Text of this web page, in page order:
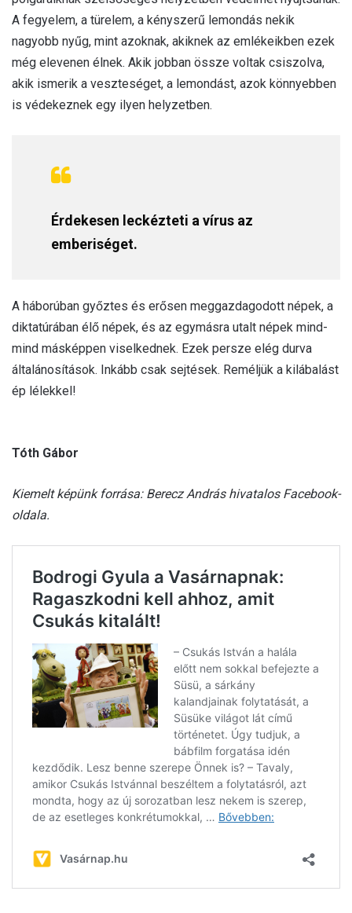
A fegyelem, a türelem, a kényszerű lemondás nekik
nagyobb nyűg, mint azoknak, akiknek az emlékeikben ezek
még elevenen élnek. Akik jobban össze voltak csiszolva,
akik ismerik a veszteséget, a lemondást, azok könnyebben
is védekeznek egy ilyen helyzetben.
Érdekesen leckézteti a vírus az
emberiséget.
A háborúban győztes és erősen meggazdagodott népek, a
diktatúrában élő népek, és az egymásra utalt népek mind-
mind másképpen viselkednek. Ezek persze elég durva
általánosítások. Inkább csak sejtések. Reméljük a kilábalást
ép lélekkel!
Tóth Gábor
Kiemelt képünk forrása: Berecz András hivatalos Facebook-
oldala.